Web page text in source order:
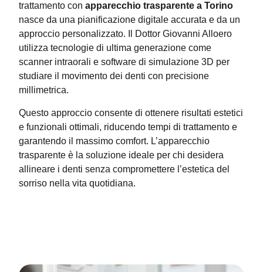
trattamento con apparecchio trasparente a Torino
nasce da una pianificazione digitale accurata e da un
approccio personalizzato. Il Dottor Giovanni Alloero
utilizza tecnologie di ultima generazione come
scanner intraorali e software di simulazione 3D per
studiare il movimento dei denti con precisione
millimetrica.
Questo approccio consente di ottenere risultati estetici
e funzionali ottimali, riducendo tempi di trattamento e
garantendo il massimo comfort. L’apparecchio
trasparente è la soluzione ideale per chi desidera
allineare i denti senza compromettere l’estetica del
sorriso nella vita quotidiana.